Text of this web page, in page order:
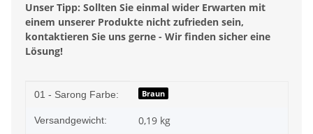
Unser Tipp: Sollten Sie einmal wider Erwarten mit
einem unserer Produkte nicht zufrieden sein,
kontaktieren Sie uns gerne - Wir finden sicher eine
Lösung!
Produkteigenschaft
Wert
01 - Sarong Farbe: Braun
Versandgewicht: 0,19 kg